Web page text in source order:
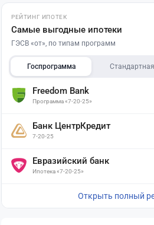
РЕЙТИНГ ИПОТЕК
Самые выгодные ипотеки
ГЭСВ «от», по типам программ
Госпрограмма Стандартная
Freedom Bank
Программа «7-20-25»
Банк ЦентрКредит
7-20-25
Евразийский банк
Ипотека «7-20-25»
Открыть полный